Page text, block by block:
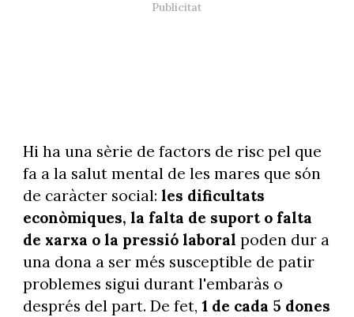
Hi ha una sèrie de factors de risc pel que
fa a la salut mental de les mares que són
de caràcter social: les dificultats
econòmiques, la falta de suport o falta
de xarxa o la pressió laboral poden dur a
una dona a ser més susceptible de patir
problemes sigui durant l'embaràs o
després del part. De fet, 1 de cada 5 dones